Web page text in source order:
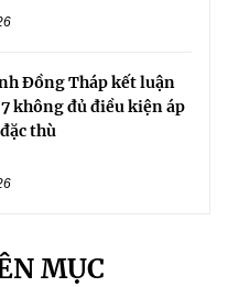
Đồng Tháp kết luận
không đủ điều kiện áp
thù
MỤC